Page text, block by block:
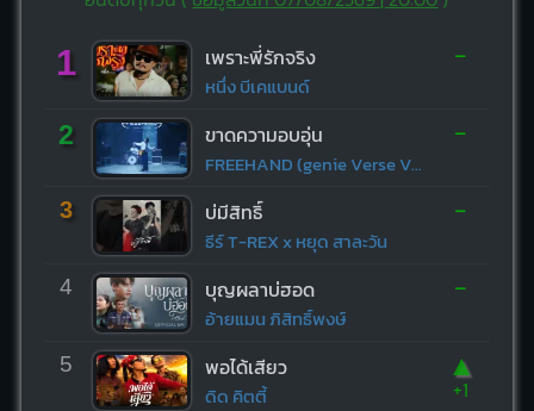
1 เพราะพี่รักจริง
หนึ่ง บีเคแบนด์
-
2 ขาดความอบอุ่น
FREEHAND (genie Verse Vol.1)
-
3 บ่มีสิทธิ์
ธีร์ T-REX x หยุด สาละวัน
-
4 บุญผลาบ่ฮอด
อ้ายแมน ภิสิทธิ์พงษ์
-
5 พอได้เสียว
ดิด คิตตี้
▲
+1